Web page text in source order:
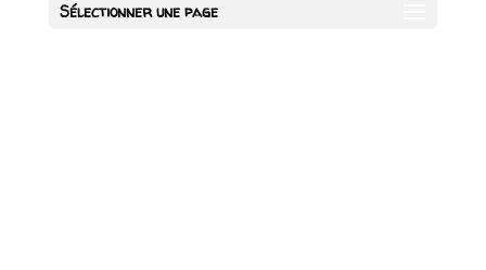
Sélectionner une page